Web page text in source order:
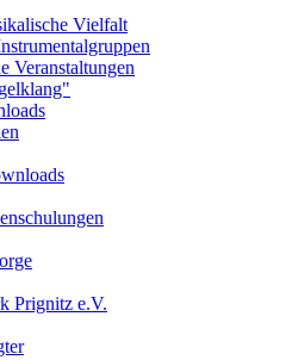
Vielfalt
Veranstaltungen
Prignitz e.V.